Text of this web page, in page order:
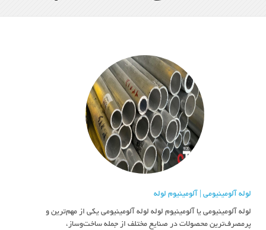
لوله آلومینیومی | آلومینیوم لوله
لوله آلومینیومی یا آلومینیوم لوله لوله آلومینیومی یکی از مهم‌ترین و
پرمصرف‌ترین محصولات در صنایع مختلف از جمله ساخت‌وساز،